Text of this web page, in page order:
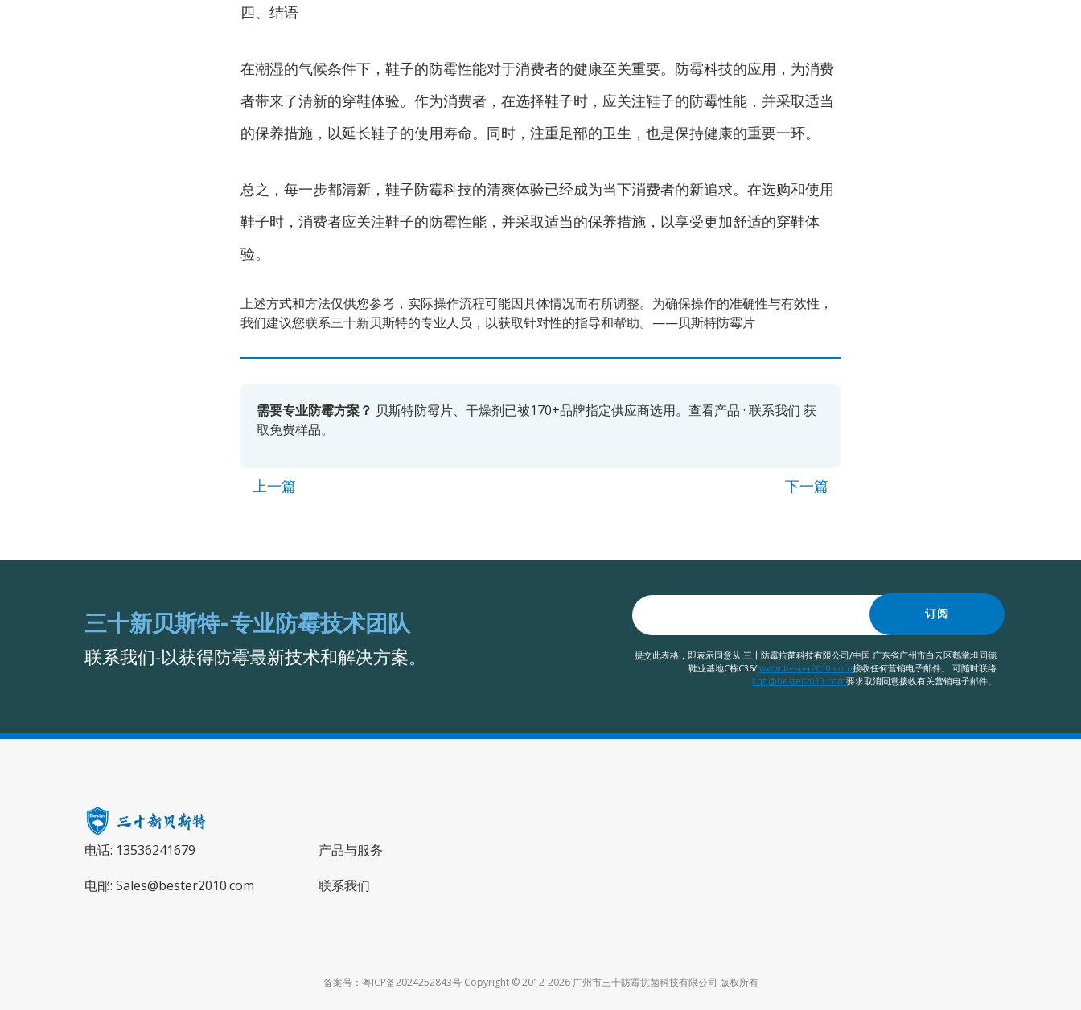
四、结语
在潮湿的气候条件下，鞋子的防霉性能对于消费者的健康至关重要。防霉科技的应用，为消费
者带来了清新的穿鞋体验。作为消费者，在选择鞋子时，应关注鞋子的防霉性能，并采取适当
的保养措施，以延长鞋子的使用寿命。同时，注重足部的卫生，也是保持健康的重要一环。
总之，每一步都清新，鞋子防霉科技的清爽体验已经成为当下消费者的新追求。在选购和使用
鞋子时，消费者应关注鞋子的防霉性能，并采取适当的保养措施，以享受更加舒适的穿鞋体
验。
上述方式和方法仅供您参考，实际操作流程可能因具体情况而有所调整。为确保操作的准确性与有效性，
我们建议您联系三十新贝斯特的专业人员，以获取针对性的指导和帮助。——贝斯特防霉片
需要专业防霉方案？ 贝斯特防霉片、干燥剂已被170+品牌指定供应商选用。 查看产品 · 联系我们 获
取免费样品。
上一篇 下一篇
三十新贝斯特-专业防霉技术团队
联系我们-以获得防霉最新技术和解决方案。
订阅
提交此表格，即表示同意从 三十防霉抗菌科技有限公司/中国 广东省广州市白云区鹅掌坦同德
鞋业基地C栋C36/www.bester2010.com接收任何营销电子邮件。 可随时联络
Lqb@bester2010.com要求取消同意接收有关营销电子邮件。
电话: 13536241679
电邮: Sales@bester2010.com
产品与服务
联系我们
备案号：粤ICP备2024252843号 Copyright © 2012-2026 广州市三十防霉抗菌科技有限公司 版权所有